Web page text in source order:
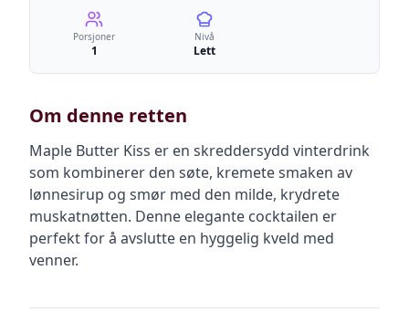
Porsjoner
1
Nivå
Lett
Om denne retten
Maple Butter Kiss er en skreddersydd vinterdrink
som kombinerer den søte, kremete smaken av
lønnesirup og smør med den milde, krydrete
muskatnøtten. Denne elegante cocktailen er
perfekt for å avslutte en hyggelig kveld med
venner.